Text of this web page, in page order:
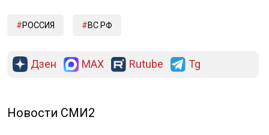
РОССИЯ ВС РФ
Дзен MAX Rutube Tg
Новости СМИ2